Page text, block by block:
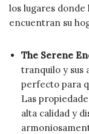
los lugares
encuentran su
The Serene
tranquilo y sus
perfecto para
Las
alta calidad y